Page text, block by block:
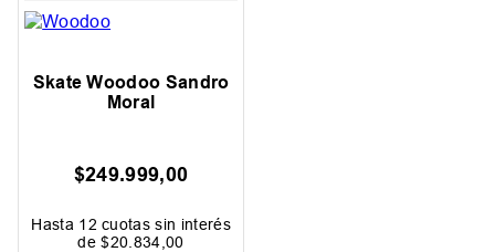
Skate Woodoo Sandro
Moral
$249.999,00
Hasta 12 cuotas sin interés
de$20 834 ,00